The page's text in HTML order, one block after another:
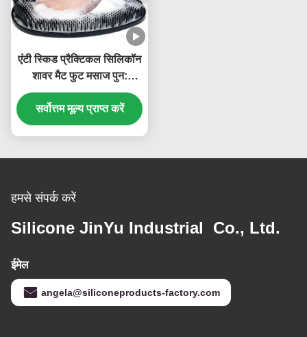
एंटी स्किड प्रैक्टिकल सिलिकॉन
शावर मैट फुट मसाज पुन:
प्रयोज्य
सर्वोत्तम मूल्य प्राप्त करें
हमसे संपर्क करें
Silicone JinYu Industrial Co., Ltd.
ईमेल
angela@siliconeproducts-factory.com